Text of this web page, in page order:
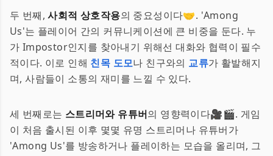
두 번째,사회적 상호작용의 중요성이다🤝. 'Among
Us'는 플레이어 간의 커뮤니케이션에 큰 비중을 둔다. 누
가 Impostor인지를 찾아내기 위해선 대화와 협력이 필수
적이다. 이로 인해 친목 도모나 친구와의 교류가 활발해지
며, 사람들이 소통의 재미를 느낄 수 있다.
세 번째로는 스트리머와 유튜버의 영향력이다🎥🎬. 게임
이 처음 출시된 이후 몇몇 유명 스트리머나 유튜버가
'Among Us'를 방송하거나 플레이하는 모습을 올리며, 그